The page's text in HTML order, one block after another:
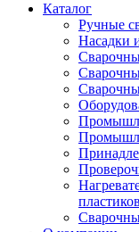
Каталог
Ручные
Насадки